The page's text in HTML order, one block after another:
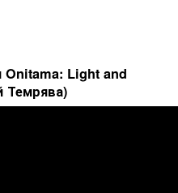
Onitama: Light and
Темрява)